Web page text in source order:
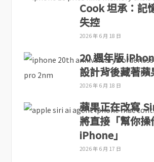
Cook 坦承：記
失控
2026 年 6 月 18 日
20 週年版
設計背後藏著
2026 年 6 月 18 日
蘋果正在改寫
將直接「幫你操
iPhone」
2026 年 6 月 17 日